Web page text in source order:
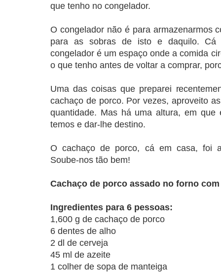
que tenho no congelador.
O congelador não é para armazenarmos
para as sobras de isto e daquilo.
congelador é um espaço onde a comida
o que tenho antes de voltar a comprar,
Uma das coisas que preparei
cachaço de porco. Por vezes, aproveito
quantidade. Mas há uma altura, em
temos e dar-lhe destino.
O cachaço de porco, cá em casa, foi
Soube-nos tão bem!
Cachaço de porco assado no forno
Ingredientes para 6 pessoas:
1,600 g de cachaço de porco
6 dentes de alho
2 dl de cerveja
45 ml de azeite
1 colher de sopa de manteiga